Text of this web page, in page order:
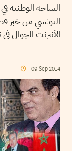
الساحة الوطنية
التونسي من خبر
الأنترنت الجوال
09 Sep 2014